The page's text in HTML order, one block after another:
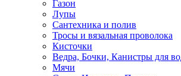
Газон
Лупы
Сантехника и полив
Тросы и вязальная проволока
Кисточки
Ведра, Бочки, Канистры для
Мячи